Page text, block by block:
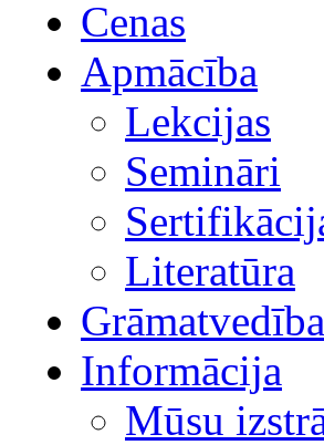
Cenas
Apmācība
Lekcijas
Semināri
Literatūra
Informācija
Mūsu